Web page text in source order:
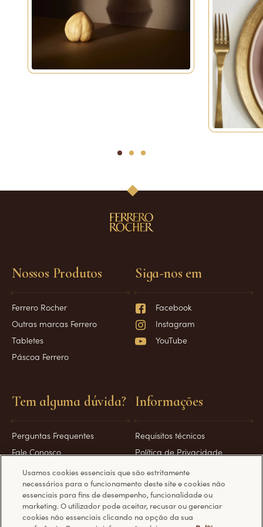
1 2 3
Nossos Produtos
Ferrero Rocher
Outras marcas Ferrero
Tabletes
Páscoa Ferrero
Tem alguma dúvida?
Perguntas Frequentes
Fale Conosco
Informações
Requisitos técnicos
Política de Privacidade
Política de Cookies
Siga-nos em
Facebook
Instagram
YouTube
Usamos cookies essenciais que são estritamente
necessários para o funcionamento deste site e cookies não
essenciais para fins de desempenho, funcionalidade ou
marketing. O utilizador pode aceitar, recusar ou gerenciar
cookies não essenciais clicando na opção da sua